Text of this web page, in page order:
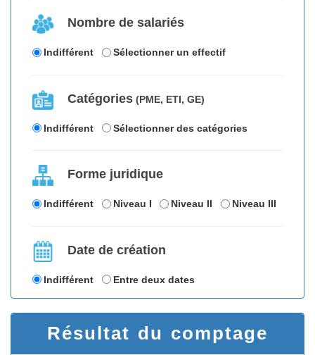
Nombre de salariés
Indifférent Sélectionner un effectif
Catégories (PME, ETI, GE)
Indifférent Sélectionner des catégories
Forme juridique
Indifférent Niveau I Niveau II Niveau III
Date de création
Indifférent Entre deux dates
Résultat du comptage